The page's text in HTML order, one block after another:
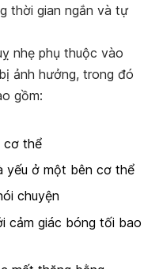
thời gian ngắn và tự
nhẹ phụ thuộc vào
ảnh hưởng, trong đó
gồm:
cơ thể
yếu ở một bên cơ thể
chuyện
cảm giác bóng tối bao